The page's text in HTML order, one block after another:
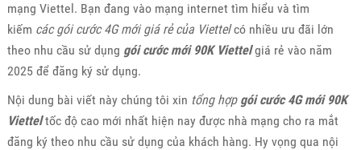
mạng Viettel. Bạn đang vào mạng internet tìm hiểu và tìm
kiếm các gói cước 4G mới giá rẻ của Viettelcó nhiều ưu đãi lớn
theo nhu cầu sử dụng gói cước mới 90K Viettelgiá rẻ vào năm
2025 để đăng ký sử dụng.
Nội dung bài viết này chúng tôi xin tổng hợp gói cước 4G mới 90K
Vietteltốc độ cao mới nhất hiện nay được nhà mạng cho ra mắt
đăng ký theo nhu cầu sử dụng của khách hàng. Hy vọng qua nội